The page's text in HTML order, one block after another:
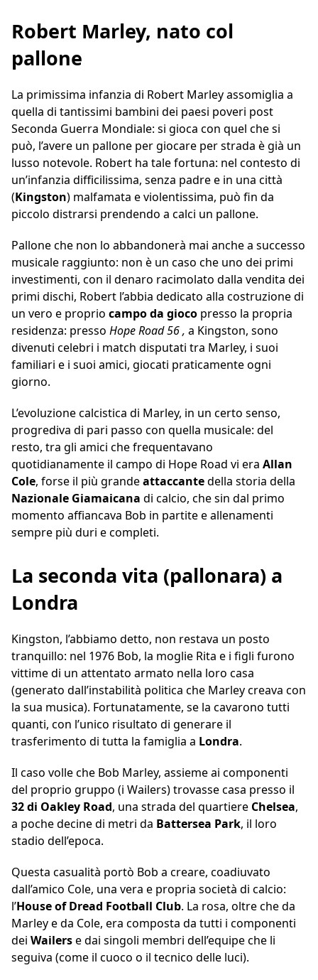
Robert Marley, nato col
pallone
La primissima infanzia di Robert Marley assomiglia a
quella di tantissimi bambini dei paesi poveri post
Seconda Guerra Mondiale: si gioca con quel che si
può, l’avere un pallone per giocare per strada è già un
lusso notevole. Robert ha tale fortuna: nel contesto di
un’infanzia difficilissima, senza padre e in una città
(Kingston) malfamata e violentissima, può fin da
piccolo distrarsi prendendo a calci un pallone.
Pallone che non lo abbandonerà mai anche a successo
musicale raggiunto: non è un caso che uno dei primi
investimenti, con il denaro racimolato dalla vendita dei
primi dischi, Robert l’abbia dedicato alla costruzione di
un vero e proprio campo da gioco presso la propria
residenza: presso Hope Road 56 , a Kingston, sono
divenuti celebri i match disputati tra Marley, i suoi
familiari e i suoi amici, giocati praticamente ogni
giorno.
L’evoluzione calcistica di Marley, in un certo senso,
progrediva di pari passo con quella musicale: del
resto, tra gli amici che frequentavano
quotidianamente il campo di Hope Road vi era Allan
Cole, forse il più grandeattaccantedella storia della
Nazionale Giamaicana di calcio, che sin dal primo
momento affiancava Bob in partite e allenamenti
sempre più duri e completi.
La seconda vita (pallonara) a
Londra
Kingston, l’abbiamo detto, non restava un posto
tranquillo: nel 1976 Bob, la moglie Rita e i figli furono
vittime di un attentato armato nella loro casa
(generato dall’instabilità politica che Marley creava con
la sua musica). Fortunatamente, se la cavarono tutti
quanti, con l’unico risultato di generare il
trasferimento di tutta la famiglia a Londra.
Il caso volle che Bob Marley, assieme ai componenti
del proprio gruppo (i Wailers) trovasse casa presso il
32 di Oakley Road, una strada del quartiere Chelsea,
a poche decine di metri da Battersea Park, il loro
stadio dell’epoca.
Questa casualità portò Bob a creare, coadiuvato
dall’amico Cole, una vera e propria società di calcio:
l’House of Dread Football Club. La rosa, oltre che da
Marley e da Cole, era composta da tutti i componenti
dei Wailerse dai singoli membri dell’equipe che li
seguiva (come il cuoco o il tecnico delle luci).